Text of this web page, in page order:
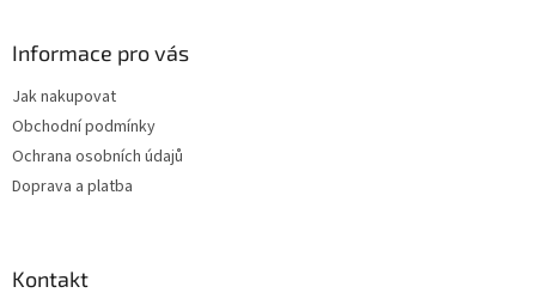
Informace pro vás
Jak nakupovat
Obchodní podmínky
Ochrana osobních údajů
Doprava a platba
Kontakt